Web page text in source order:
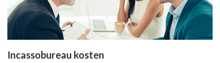
Incassobureau kosten